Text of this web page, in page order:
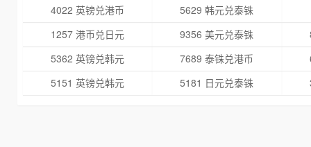
4022 英镑兑港币
5629 韩元兑泰铢
1257 港币兑日元
9356 美元兑泰铢
5362 英镑兑韩元
7689 泰铢兑港币
5151 英镑兑韩元
5181 日元兑泰铢